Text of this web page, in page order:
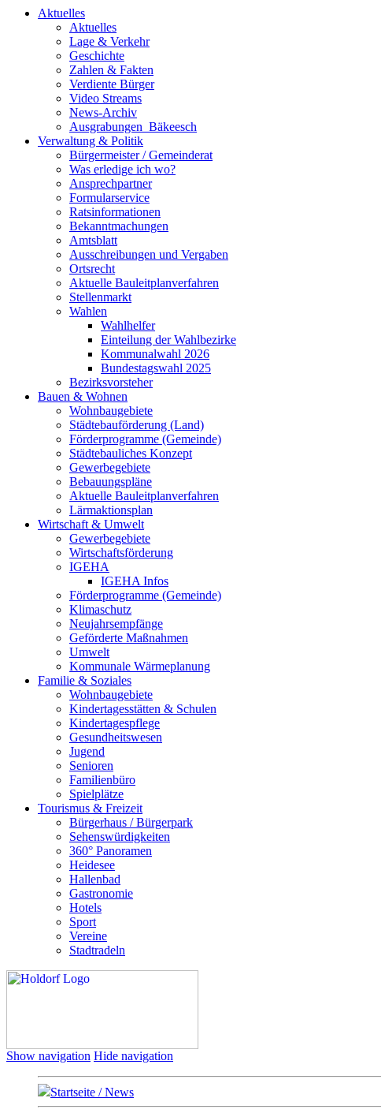
Aktuelles
Aktuelles
Lage & Verkehr
Geschichte
Zahlen & Fakten
Verdiente Bürger
Video Streams
News-Archiv
Ausgrabungen_Bäkeesch
Verwaltung & Politik
Bürgermeister / Gemeinderat
Was erledige ich wo?
Ansprechpartner
Formularservice
Ratsinformationen
Bekanntmachungen
Amtsblatt
Ausschreibungen und Vergaben
Ortsrecht
Aktuelle Bauleitplanverfahren
Stellenmarkt
Wahlen
Wahlhelfer
Einteilung der Wahlbezirke
Kommunalwahl 2026
Bundestagswahl 2025
Bezirksvorsteher
Bauen & Wohnen
Wohnbaugebiete
Städtebauförderung (Land)
Förderprogramme (Gemeinde)
Städtebauliches Konzept
Gewerbegebiete
Bebauungspläne
Aktuelle Bauleitplanverfahren
Lärmaktionsplan
Wirtschaft & Umwelt
Gewerbegebiete
Wirtschaftsförderung
IGEHA
IGEHA Infos
Förderprogramme (Gemeinde)
Klimaschutz
Neujahrsempfänge
Geförderte Maßnahmen
Umwelt
Kommunale Wärmeplanung
Familie & Soziales
Wohnbaugebiete
Kindertagesstätten & Schulen
Kindertagespflege
Gesundheitswesen
Jugend
Senioren
Familienbüro
Spielplätze
Tourismus & Freizeit
Bürgerhaus / Bürgerpark
Sehenswürdigkeiten
360° Panoramen
Heidesee
Hallenbad
Gastronomie
Hotels
Sport
Vereine
Stadtradeln
Show navigation Hide navigation
Startseite / News